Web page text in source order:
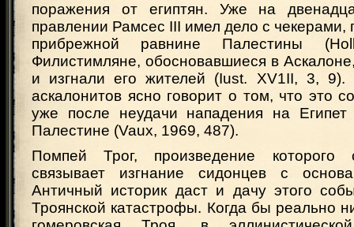
поражения от египтян. Уже на
правлении Рамсес III имел дело с чекерами,
прибрежной равнине Палестины
Филистимляне, обосновавшиеся в
и изгнали его жителей (Iust. XV1II, 3, 9).
аскалонитов ясно говорит о том, что это
уже после неудачи нападения на
Палестине (Vaux, 1969, 487).
Помпей Трог, произведение которого
связывает изгнание сидонцев с
Античный историк даст и дачу этого
Троянской катастрофы. Когда бы реально